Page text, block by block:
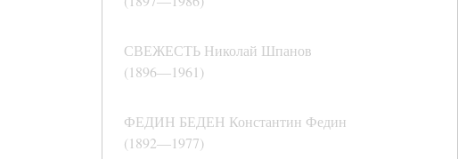
СВЕЖЕСТЬ Николай Шпанов
(1896―1961)
ФЕДИН БЕДЕН Константин Федин
(1892―1977)